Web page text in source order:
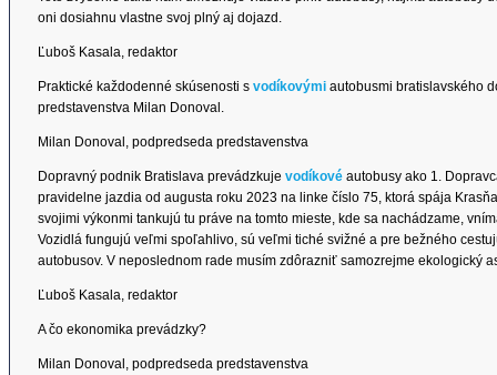
oni dosiahnu vlastne svoj plný aj dojazd.
Ľuboš Kasala, redaktor
Praktické každodenné skúsenosti s vodíkovými autobusmi bratislavského
predstavenstva Milan Donoval.
Milan Donoval, podpredseda predstavenstva
Dopravný podnik Bratislava prevádzkuje vodíkové autobusy ako 1.
pravidelne jazdia od augusta roku 2023 na linke číslo 75, ktorá spája
svojimi výkonmi tankujú tu práve na tomto mieste, kde sa nachádzame,
Vozidlá fungujú veľmi spoľahlivo, sú veľmi tiché svižné a pre bežného
autobusov. V neposlednom rade musím zdôrazniť samozrejme ekologický
Ľuboš Kasala, redaktor
A čo ekonomika prevádzky?
Milan Donoval, podpredseda predstavenstva